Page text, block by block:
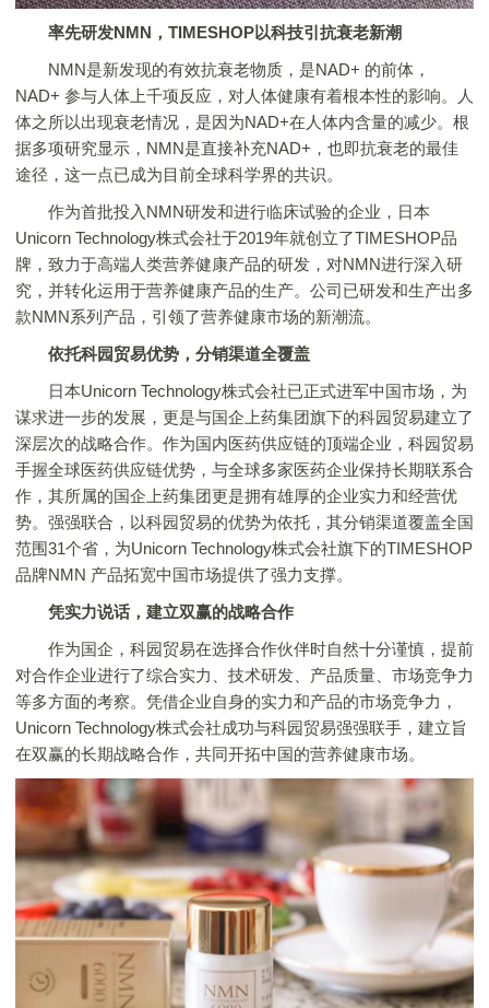
率先研发NMN，TIMESHOP以科技引抗衰老新潮
NMN是新发现的有效抗衰老物质，是NAD+ 的前体，
NAD+ 参与人体上千项反应，对人体健康有着根本性的影响。人
体之所以出现衰老情况，是因为NAD+在人体内含量的减少。根
据多项研究显示，NMN是直接补充NAD+，也即抗衰老的最佳
途径，这一点已成为目前全球科学界的共识。
作为首批投入NMN研发和进行临床试验的企业，日本
Unicorn Technology株式会社于2019年就创立了TIMESHOP品
牌，致力于高端人类营养健康产品的研发，对NMN进行深入研
究，并转化运用于营养健康产品的生产。公司已研发和生产出多
款NMN系列产品，引领了营养健康市场的新潮流。
依托科园贸易优势，分销渠道全覆盖
日本Unicorn Technology株式会社已正式进军中国市场，为
谋求进一步的发展，更是与国企上药集团旗下的科园贸易建立了
深层次的战略合作。作为国内医药供应链的顶端企业，科园贸易
手握全球医药供应链优势，与全球多家医药企业保持长期联系合
作，其所属的国企上药集团更是拥有雄厚的企业实力和经营优
势。强强联合，以科园贸易的优势为依托，其分销渠道覆盖全国
范围31个省，为Unicorn Technology株式会社旗下的TIMESHOP
品牌NMN 产品拓宽中国市场提供了强力支撑。
凭实力说话，建立双赢的战略合作
作为国企，科园贸易在选择合作伙伴时自然十分谨慎，提前
对合作企业进行了综合实力、技术研发、产品质量、市场竞争力
等多方面的考察。凭借企业自身的实力和产品的市场竞争力，
Unicorn Technology株式会社成功与科园贸易强强联手，建立旨
在双赢的长期战略合作，共同开拓中国的营养健康市场。